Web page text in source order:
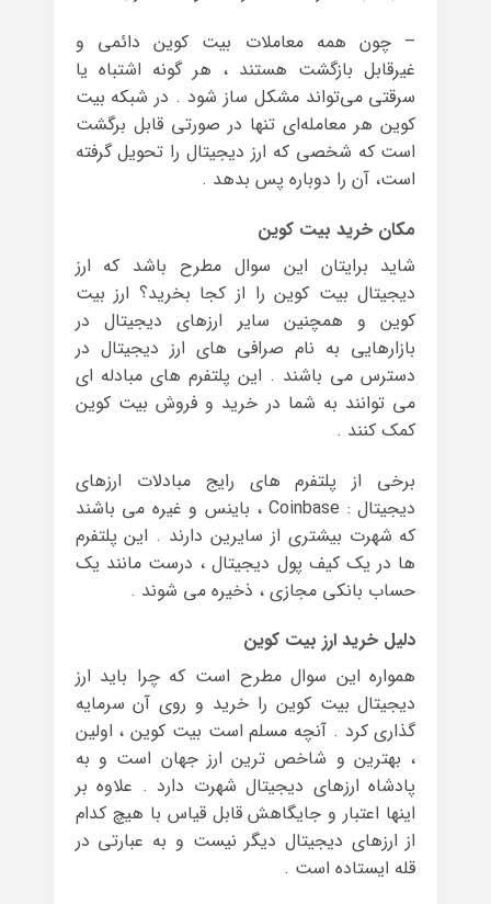
– چون همه معاملات بیت کوین دائمی و
غیرقابل بازگشت هستند ، هر گونه اشتباه یا
سرقتی می‌تواند مشکل ساز شود . در شبکه بیت
کوین هر معامله‌ای تنها در صورتی قابل برگشت
است که شخصی که ارز دیجیتال را تحویل گرفته
است، آن را دوباره پس بدهد .
مکان خرید بیت کوین
شاید برایتان این سوال مطرح باشد که ارز
دیجیتال بیت کوین را از کجا بخرید؟ ارز بیت
کوین و همچنین سایر ارزهای دیجیتال در
بازارهایی به نام صرافی‌ های ارز دیجیتال در
دسترس می باشند . این پلتفرم های مبادله ای
می توانند به شما در خرید و فروش بیت کوین
کمک کنند .
برخی از پلتفرم‌ های رایج مبادلات ارزهای
دیجیتال : Coinbase ، باینس و غیره می باشند
که شهرت بیشتری از سایرین دارند . این پلتفرم‌
ها در یک کیف پول دیجیتال ، درست مانند یک
حساب بانکی مجازی ، ذخیره می ‌شوند .
دلیل خرید ارز بیت کوین
همواره این سوال مطرح است که چرا باید ارز
دیجیتال بیت کوین را خرید و روی آن سرمایه
گذاری کرد . آنچه مسلم است بیت کوین ، اولین
، بهترین و شاخص ترین ارز جهان است و به
پادشاه ارزهای دیجیتال شهرت دارد . علاوه بر
اینها اعتبار و جایگاهش قابل قیاس با هیچ کدام
از ارزهای دیجیتال دیگر نیست و به عبارتی در
قله ایستاده است .